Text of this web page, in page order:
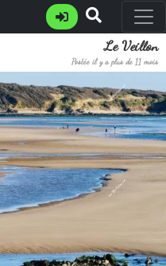
Le Veillon
Postée il y a plus de 11 mois